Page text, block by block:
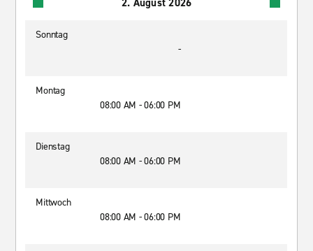
Sonntag
-
Montag
08:00 AM - 06:00 PM
Dienstag
08:00 AM - 06:00 PM
Mittwoch
08:00 AM - 06:00 PM